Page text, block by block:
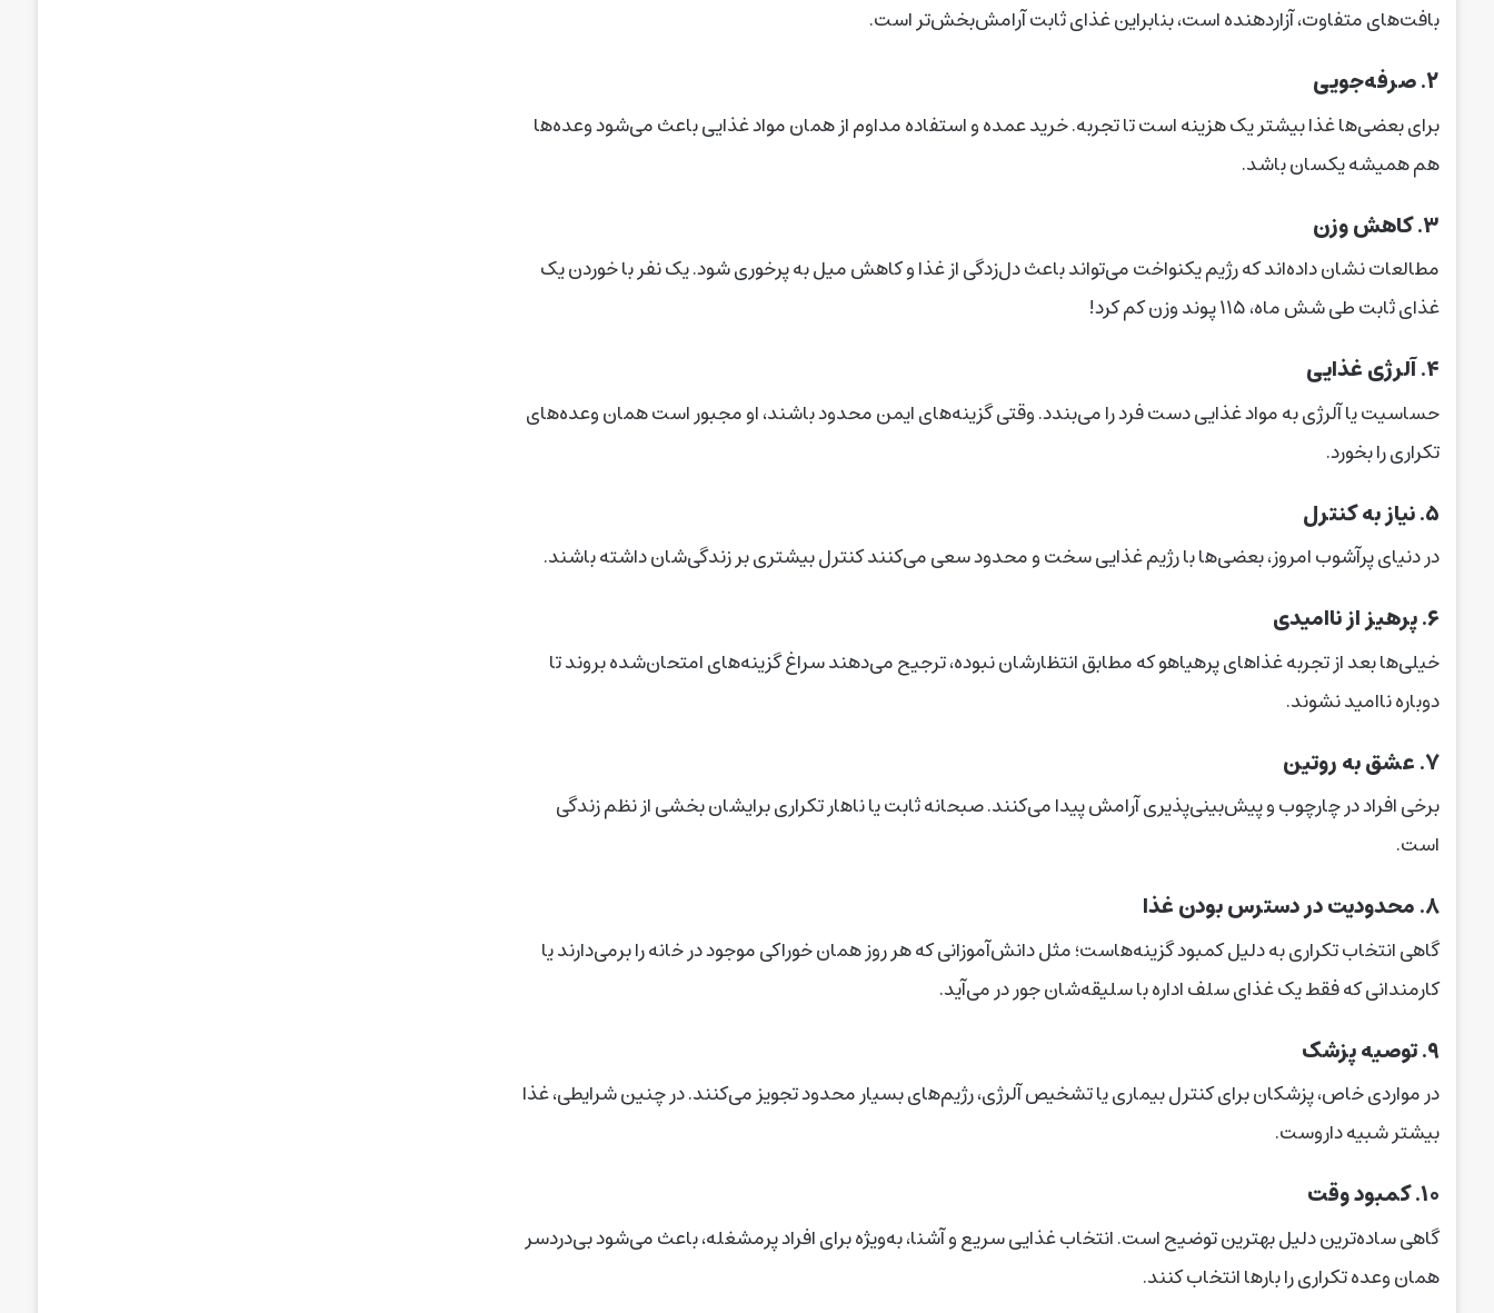
بافت‌های متفاوت، آزاردهنده است، بنابراین غذای ثابت آرامش‌بخش‌تر است.
۲. صرفه‌جویی
برای بعضی‌ها غذا بیشتر یک هزینه است تا تجربه. خرید عمده و استفاده‌ مداوم از همان مواد غذایی باعث می‌شود وعده‌ها
هم همیشه یکسان باشد.
۳. کاهش وزن
مطالعات نشان داده‌اند که رژیم یکنواخت می‌تواند باعث دل‌زدگی از غذا و کاهش میل به پرخوری شود. یک نفر با خوردن یک
غذای ثابت طی شش ماه، ۱۱۵ پوند وزن کم کرد!
۴. آلرژی غذایی
حساسیت یا آلرژی به مواد غذایی دست فرد را می‌بندد. وقتی گزینه‌های ایمن محدود باشند، او مجبور است همان وعده‌های
تکراری را بخورد.
۵. نیاز به کنترل
در دنیای پرآشوب امروز، بعضی‌ها با رژیم غذایی سخت و محدود سعی می‌کنند کنترل بیشتری بر زندگی‌شان داشته باشند.
۶. پرهیز از ناامیدی
خیلی‌ها بعد از تجربه‌ غذاهای پرهیاهو که مطابق انتظارشان نبوده، ترجیح می‌دهند سراغ گزینه‌های امتحان‌شده بروند تا
دوباره ناامید نشوند.
۷. عشق به روتین
برخی افراد در چارچوب و پیش‌بینی‌پذیری آرامش پیدا می‌کنند. صبحانه‌ ثابت یا ناهار تکراری برایشان بخشی از نظم زندگی
است.
۸. محدودیت در دسترس بودن غذا
گاهی انتخاب تکراری به دلیل کمبود گزینه‌هاست؛ مثل دانش‌آموزانی که هر روز همان خوراکی موجود در خانه را برمی‌دارند یا
کارمندانی که فقط یک غذای سلف اداره با سلیقه‌شان جور در می‌آید.
۹. توصیه‌ پزشک
در مواردی خاص، پزشکان برای کنترل بیماری یا تشخیص آلرژی، رژیم‌های بسیار محدود تجویز می‌کنند. در چنین شرایطی، غذا
بیشتر شبیه داروست.
۱۰. کمبود وقت
گاهی ساده‌ترین دلیل بهترین توضیح است. انتخاب غذایی سریع و آشنا، به‌ویژه برای افراد پرمشغله، باعث می‌شود بی‌دردسر
همان وعده‌ تکراری را بارها انتخاب کنند.